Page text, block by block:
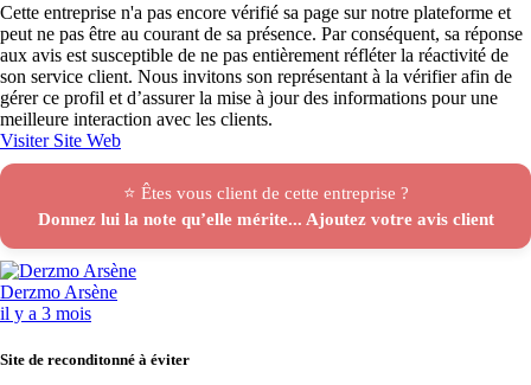
Cette entreprise n'a pas encore vérifié sa page sur notre plateforme et
peut ne pas être au courant de sa présence. Par conséquent, sa réponse
aux avis est susceptible de ne pas entièrement réfléter la réactivité de
son service client. Nous invitons son représentant à la vérifier afin de
gérer ce profil et d’assurer la mise à jour des informations pour une
meilleure interaction avec les clients.
Visiter Site Web
⭐ Êtes vous client de cette entreprise ?
Donnez lui la note qu’elle mérite... Ajoutez votre avis client
Derzmo Arsène
il y a 3 mois
Site de reconditonné à éviter